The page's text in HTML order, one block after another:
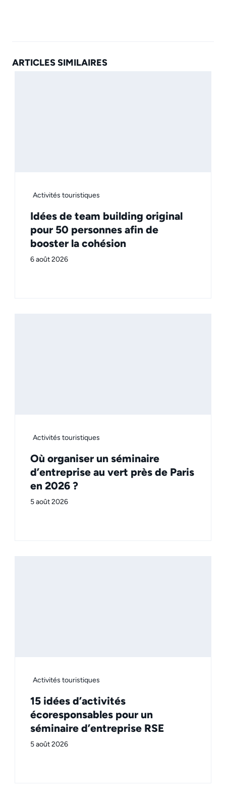
ARTICLES SIMILAIRES
Activités touristiques
Idées de team building original
pour 50 personnes afin de
booster la cohésion
6 août 2026
Activités touristiques
Où organiser un séminaire
d’entreprise au vert près de Paris
en 2026 ?
5 août 2026
Activités touristiques
15 idées d’activités
écoresponsables pour un
séminaire d’entreprise RSE
5 août 2026